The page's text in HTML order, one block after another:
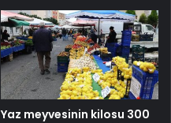
Yaz meyvesinin kilosu 300